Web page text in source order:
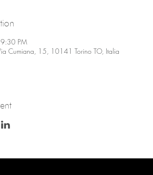
PM
Cumiana, 15, 10141 Torino TO, Italia